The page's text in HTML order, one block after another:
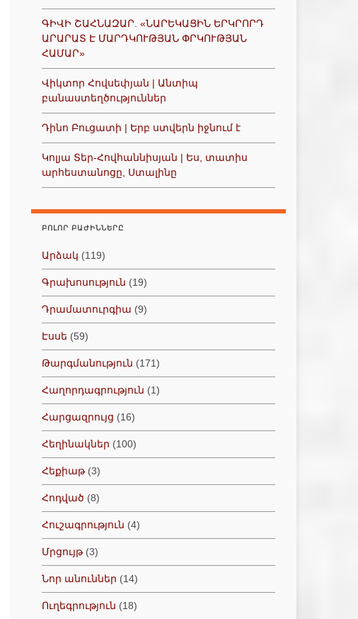
ԳԻՎԻ ՇԱՀՆԱԶԱՐ. «ՆԱՐԵԿԱՑԻՆ ԵՐԿՐՈՐԴ
ԱՐԱՐԱՏ Է ՄԱՐԴԿՈՒԹՅԱՆ ՓՐԿՈՒԹՅԱՆ
ՀԱՄԱՐ»
Վիկտոր Հովսեփյան | Անտիպ
բանաստեղծություններ
Դինո Բուցատի | Երբ ստվերն իջնում է
Կոլյա Տեր-Հովհաննիսյան | Ես, տատիս
արհեստանոցը, Ստալինը
ԲՈԼՈՐ ԲԱԺԻՆՆԵՐԸ
Արձակ (119)
Գրախոսություն (19)
Դրամատուրգիա (9)
Էսսե (59)
Թարգմանություն (171)
Հաղորդագրություն (1)
Հարցազրույց (16)
Հեղինակներ (100)
Հեքիաթ(3)
Հոդված (8)
Հուշագրություն (4)
Մրցույթ(3)
Նոր անուններ (14)
Ուղեգրություն (18)